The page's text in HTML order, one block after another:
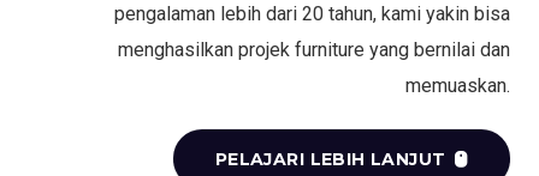
pengalaman lebih dari 20 tahun, kami yakin bisa
menghasilkan projek furniture yang bernilai dan
memuaskan.
PELAJARI LEBIH LANJUT